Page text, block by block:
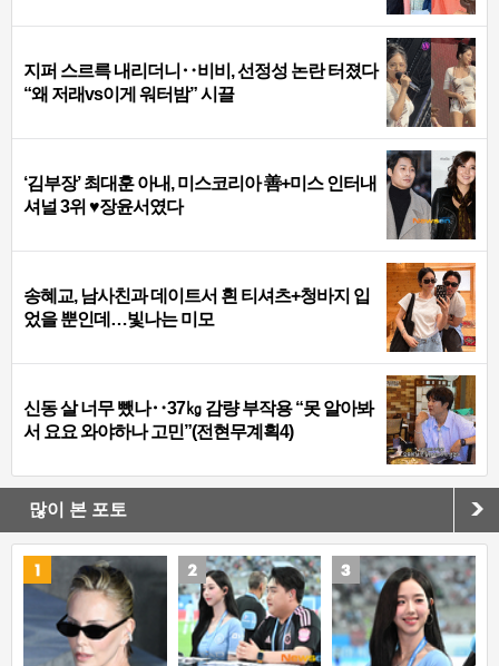
지퍼 스르륵 내리더니‥비비, 선정성 논란 터졌다
“왜 저래vs이게 워터밤” 시끌
‘김부장’ 최대훈 아내, 미스코리아 善+미스 인터내
셔널 3위 ♥장윤서였다
송혜교, 남사친과 데이트서 흰 티셔츠+청바지 입
었을 뿐인데…빛나는 미모
신동 살 너무 뺐나‥37㎏ 감량 부작용 “못 알아봐
서 요요 와야하나 고민”(전현무계획4)
많이 본 포토